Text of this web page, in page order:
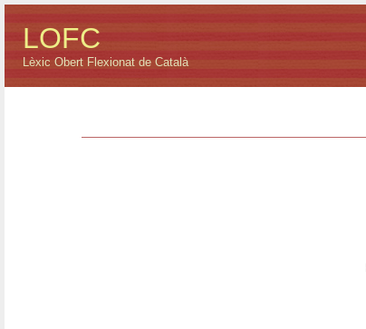
LOFC
Lèxic Obert Flexionat de Català